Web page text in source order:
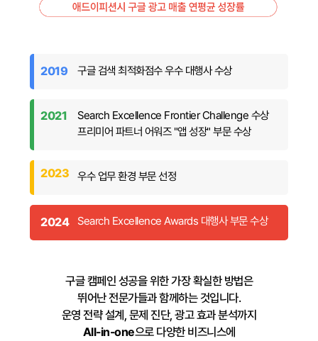
2019 구글 검색 최적화점수 우수 대행사 수상
2021
Search Excellence Frontier Challenge 수상
프리미어 파트너 어워즈 "앱 성장" 부문 수상
2023 우수 업무 환경 부문 선정
2024 Search Excellence Awards 대행사 부문 수상
구글 캠페인 성공을 위한 가장 확실한 방법은
뛰어난 전문가들과 함께하는 것입니다.
운영 전략 설계, 문제 진단, 광고 효과 분석까지
All-in-one으로 다양한 비즈니스에